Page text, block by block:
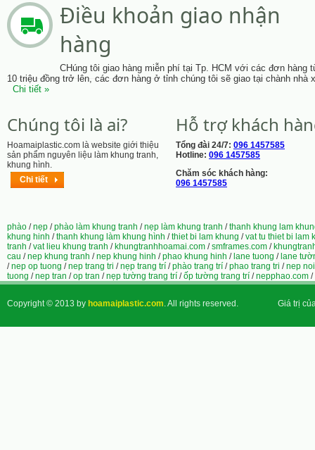
Điều khoản giao nhận
hàng
CHúng tôi giao hàng miễn phí tại Tp. HCM với các đơn hàng
10 triệu đồng trở lên, các đơn hàng ở tỉnh chúng tôi sẽ giao tại chành nhà
Chi tiết »
Chúng tôi là ai?
Hoamaiplastic.com là website giới thiệu
sản phẩm nguyên liệu làm khung tranh,
khung hình.
Chi tiết
Hỗ trợ khách
Tổng đài 24/7: 096 1457585
Hotline: 096 1457585
Chăm sóc khách hàng:
096 1457585
phào /nẹp /phào làm khung tranh /nẹp làm khung tranh /thanh khung lam
khung hinh /thanh khung làm khung hình /thiet bi lam khung /vat tu thiet bi lam
tranh /vat lieu khung tranh / khungtranhhoamai.com /smframes.com /
cau /nep khung tranh /nep khung hinh /phao khung hinh / lane tuong / lane
/nep op tuong /nep trang tri /nẹp trang trí /phào trang trí /phao trang tri /nep
tuong /nep tran /op tran /nẹp tường trang trí /ốp tường trang trí /nepphao.com /
Giá trị
Copyright © 2013 by hoamaiplastic.com. All rights reserved.